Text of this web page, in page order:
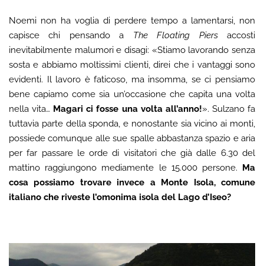
Noemi non ha voglia di perdere tempo a lamentarsi, non
capisce chi pensando a The Floating Piersaccosti
inevitabilmente malumori e disagi: «Stiamo lavorando senza
sosta e abbiamo moltissimi clienti, direi che i vantaggi sono
evidenti. Il lavoro è faticoso, ma insomma, se ci pensiamo
bene capiamo come sia un’occasione che capita una volta
nella vita… Magari ci fosse una volta all’anno!». Sulzano fa
tuttavia parte della sponda, e nonostante sia vicino ai monti,
possiede comunque alle sue spalle abbastanza spazio e aria
per far passare le orde di visitatori che già dalle 6.30 del
mattino raggiungono mediamente le 15.000 persone. Ma
cosa possiamo trovare invece a Monte Isola, comune
italiano che riveste l’omonima isola del Lago d’Iseo?